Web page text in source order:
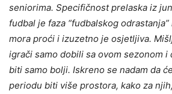
seniorima. Specifičnost prelaska iz
fudbal je faza “fudbalskog
mora proći i izuzetno je osjetljiva.
igrači samo dobili sa ovom sezonom i
biti samo bolji. Iskreno se nadam da
periodu biti više prostora, kako za